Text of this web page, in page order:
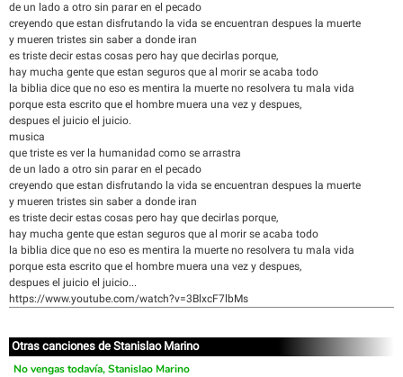
de un lado a otro sin parar en el pecado
creyendo que estan disfrutando la vida se encuentran despues la muerte
y mueren tristes sin saber a donde iran
es triste decir estas cosas pero hay que decirlas porque,
hay mucha gente que estan seguros que al morir se acaba todo
la biblia dice que no eso es mentira la muerte no resolvera tu mala vida
porque esta escrito que el hombre muera una vez y despues,
despues el juicio el juicio.
musica
que triste es ver la humanidad como se arrastra
de un lado a otro sin parar en el pecado
creyendo que estan disfrutando la vida se encuentran despues la muerte
y mueren tristes sin saber a donde iran
es triste decir estas cosas pero hay que decirlas porque,
hay mucha gente que estan seguros que al morir se acaba todo
la biblia dice que no eso es mentira la muerte no resolvera tu mala vida
porque esta escrito que el hombre muera una vez y despues,
despues el juicio el juicio...
https://www.youtube.com/watch?v=3BlxcF7lbMs
Otras canciones de Stanislao Marino
No vengas todavía, Stanislao Marino